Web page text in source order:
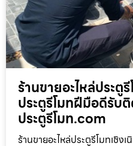
ร้านขายอะไหล่ประตู
ประตูรีโมทฝีมือดีรับ
ประตูรีโมท.com
ร้านขายอะไหล่ประตูรีโมทเชิง